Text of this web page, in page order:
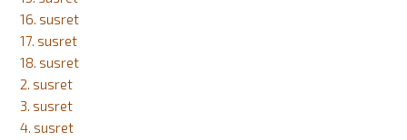
16. susret
17. susret
18. susret
2. susret
3. susret
4. susret